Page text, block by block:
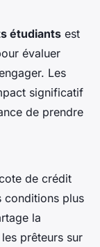
étudiants est
évaluer
Les
significatif
de prendre
de crédit
conditions plus
la
prêteurs sur